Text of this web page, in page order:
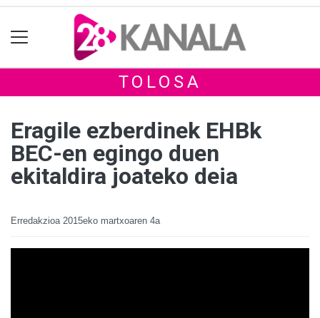
TOLOSA
Eragile ezberdinek EHBk
BEC-en egingo duen
ekitaldira joateko deia
Erredakzioa 2015eko martxoaren 4a